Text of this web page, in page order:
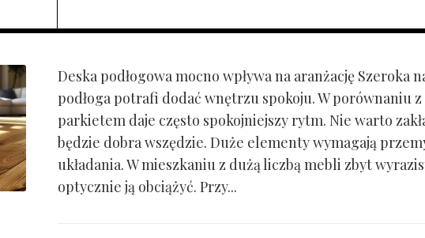
Deska podłogowa mocno wpływa na aranżację Szeroka
podłoga potrafi dodać wnętrzu spokoju. W porównaniu
parkietem daje często spokojniejszy rytm. Nie warto
będzie dobra wszędzie. Duże elementy wymagają
układania. W mieszkaniu z dużą liczbą mebli zbyt
optycznie ją obciążyć. Przy...